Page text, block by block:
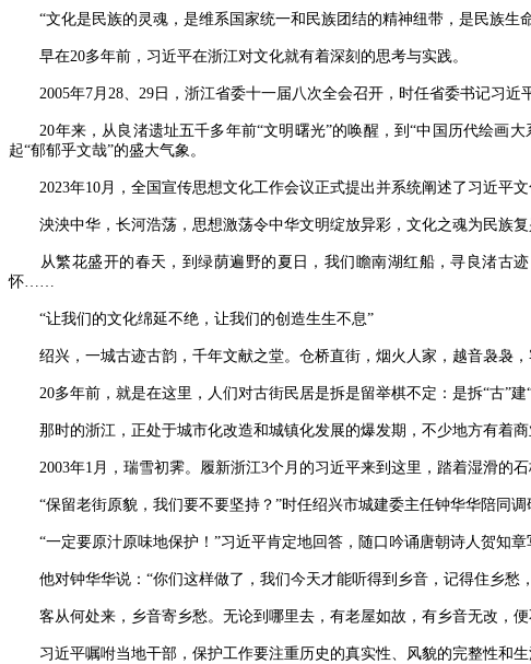
“文化是民族的灵魂，是维系国家统一和民族团结的精神纽带，是民族生
早在20多年前，习近平在浙江对文化就有着深刻的思考与实践。
2005年7月28、29日，浙江省委十一届八次全会召开，时任省委书记习近
20年来，从良渚遗址五千多年前“文明曙光”的唤醒，到“中国历代绘画
起“郁郁乎文哉”的盛大气象。
2023年10月，全国宣传思想文化工作会议正式提出并系统阐述了习近平
泱泱中华，长河浩荡，思想激荡令中华文明绽放异彩，文化之魂为民族复
从繁花盛开的春天，到绿荫遍野的夏日，我们瞻南湖红船，寻良渚古
怀……
“让我们的文化绵延不绝，让我们的创造生生不息”
绍兴，一城古迹古韵，千年文献之堂。仓桥直街，烟火人家，越音袅袅，
20多年前，就是在这里，人们对古街民居是拆是留举棋不定：是拆“古”建“
那时的浙江，正处于城市化改造和城镇化发展的爆发期，不少地方有着商
2003年1月，瑞雪初霁。履新浙江3个月的习近平来到这里，踏着湿滑的石
“保留老街原貌，我们要不要坚持？”时任绍兴市城建委主任钟华华陪同调
“一定要原汁原味地保护！”习近平肯定地回答，随口吟诵唐朝诗人贺知
他对钟华华说：“你们这样做了，我们今天才能听得到乡音，记得住乡愁
客从何处来，乡音寄乡愁。无论到哪里去，有老屋如故，有乡音无改，便
习近平嘱咐当地干部，保护工作要注重历史的真实性、风貌的完整性和生